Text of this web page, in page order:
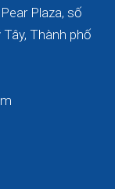
Plaza, số
Thành phố